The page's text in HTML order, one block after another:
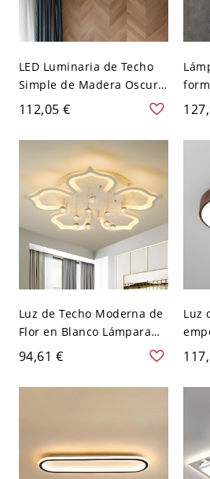
LED Luminaria de Techo
Simple de Madera Oscura
Lámpara de Techo
Oblonga para Dormitorio -
Madera oscura 110 A 120
V 64,77 cm Blanco
112,05 €
Luz de Techo Moderna de
Flor en Blanco Lámpara
de Techo Semi Rasante
LED Acrílica para Salón -
Blanco 110 A 120 V 5
94,61 €
Luz
y
A